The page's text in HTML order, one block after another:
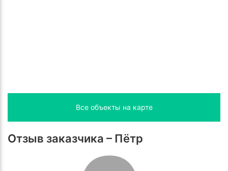
Все объекты на карте
Отзыв заказчика – Пётр